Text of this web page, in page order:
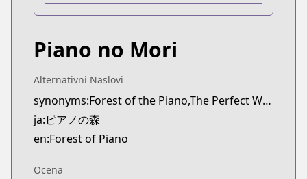
Kodansha USA
Kodansha USA
https://kodansha.us/series/forest-of-piano/
Piano no Mori
Alternativni Naslovi
synonyms:Forest of the Piano,The Perfect World of Kai
ja:ピアノの森
en:Forest of Piano
Ocena